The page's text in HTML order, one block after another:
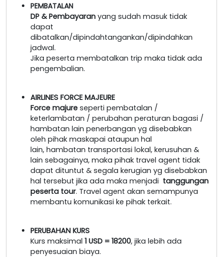
PEMBATALAN
DP & Pembayaran yang sudah masuk tidak
dapat
dibatalkan/dipindahtangankan/dipindahkan
jadwal.
Jika peserta membatalkan trip maka tidak ada
pengembalian.
AIRLINES FORCE MAJEURE
Force majure seperti pembatalan /
keterlambatan / perubahan peraturan bagasi /
hambatan lain penerbangan yg disebabkan
oleh pihak maskapai ataupun hal
lain, hambatan transportasi lokal, kerusuhan &
lain sebagainya, maka pihak travel agent tidak
dapat dituntut & segala kerugian yg disebabkan
hal tersebut jika ada maka menjadi tanggungan
peserta tour. Travel agent akan semampunya
membantu komunikasi ke pihak terkait.
PERUBAHAN KURS
Kurs maksimal 1 USD = 18200, jika lebih ada
penyesuaian biaya.